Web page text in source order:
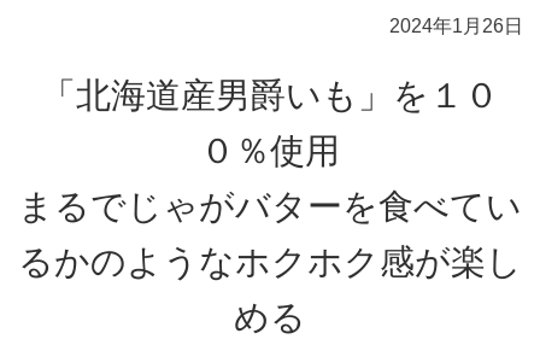
2024年1月26日
「北海道産男爵いも」を１０
０％使用
まるでじゃがバターを食べてい
るかのようなホクホク感が楽し
める